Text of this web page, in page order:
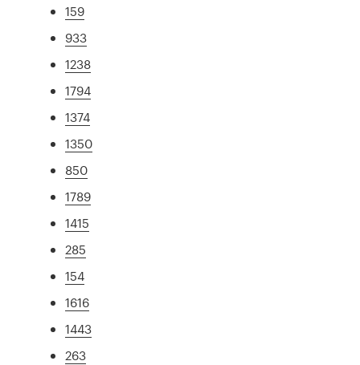
159
933
1238
1794
1374
1350
850
1789
1415
285
154
1616
1443
263